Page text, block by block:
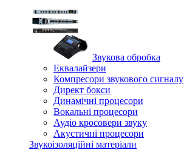
Звукова обробка
Еквалайзери
Компресори звукового сигналу
Директ бокси
Динамічні процесори
Вокальні процесори
Аудіо кросовери звуку
Акустичні процесори
Звукоізоляційні матеріали